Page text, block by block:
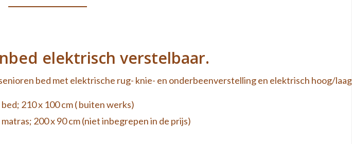
elektrisch verstelbaar.
bed met elektrische rug- knie- en onderbeenverstelling en elektrisch hoog/
210 x 100 cm ( buiten werks)
200 x 90 cm (niet inbegrepen in de prijs)